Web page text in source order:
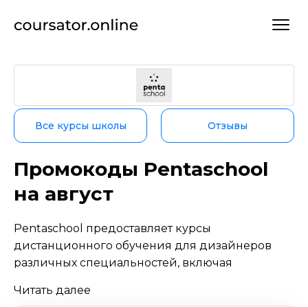
Все курсы школы Отзывы
Промокоды Pentaschool
на август
Pentaschool предоставляет курсы
дистанционного обучения для дизайнеров
различных специальностей, включая
дизайн. Обучение подходит как для
Читать далее